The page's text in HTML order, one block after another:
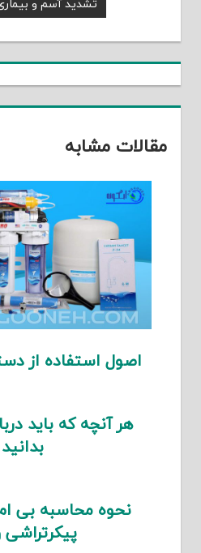
نوشتهPost:
تشدید آسم و
مقالات مشابه
اصول استفاده از
هر آنچه که باید
پیکرتراشی